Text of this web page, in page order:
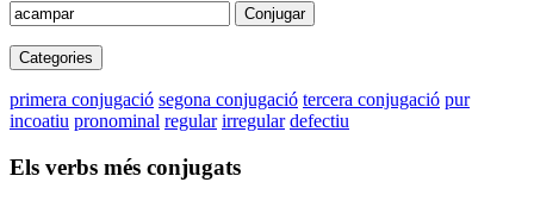
Conjugar
Categories
primera conjugació segona conjugació tercera conjugació pur
incoatiu pronominal regular irregular defectiu
Els verbs més conjugats